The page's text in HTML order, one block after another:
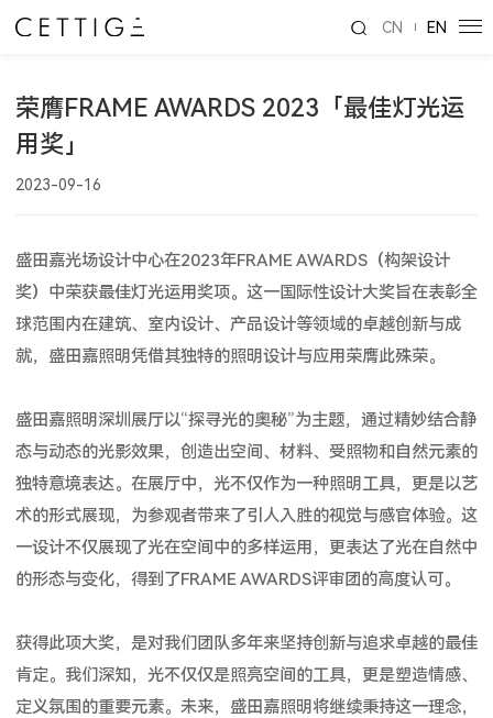
CN EN
荣膺FRAME AWARDS 2023「最佳灯光运
用奖」
2023-09-16
盛田嘉光场设计中心在2023年FRAME AWARDS（构架设计
奖）中荣获最佳灯光运用奖项。这一国际性设计大奖旨在表彰全
球范围内在建筑、室内设计、产品设计等领域的卓越创新与成
就，盛田嘉照明凭借其独特的照明设计与应用荣膺此殊荣。
盛田嘉照明深圳展厅以“探寻光的奥秘”为主题，通过精妙结合静
态与动态的光影效果，创造出空间、材料、受照物和自然元素的
独特意境表达。在展厅中，光不仅作为一种照明工具，更是以艺
术的形式展现，为参观者带来了引人入胜的视觉与感官体验。这
一设计不仅展现了光在空间中的多样运用，更表达了光在自然中
的形态与变化，得到了FRAME AWARDS评审团的高度认可。
获得此项大奖，是对我们团队多年来坚持创新与追求卓越的最佳
肯定。我们深知，光不仅仅是照亮空间的工具，更是塑造情感、
定义氛围的重要元素。未来，盛田嘉照明将继续秉持这一理念，